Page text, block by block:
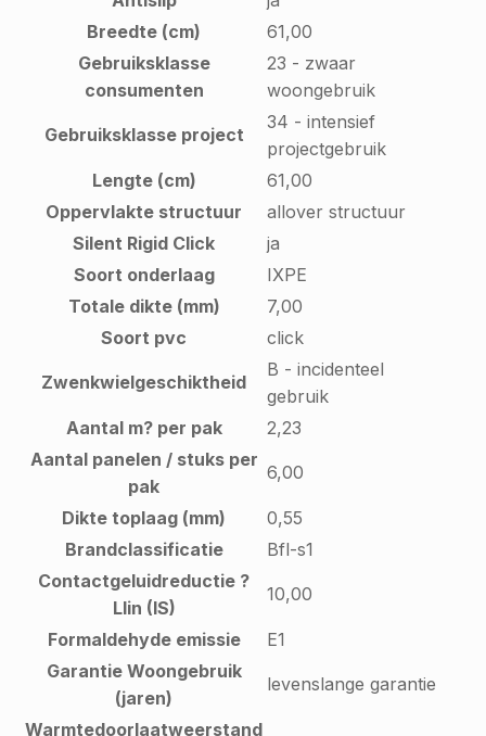
Breedte (cm)
61,00
Gebruiksklasse
consumenten
23 - zwaar
woongebruik
Gebruiksklasse project
34 - intensief
projectgebruik
Lengte (cm)
61,00
Oppervlakte structuur
allover structuur
Silent Rigid Click
ja
Soort onderlaag
IXPE
Totale dikte (mm)
7,00
Soort pvc
click
Zwenkwielgeschiktheid
B - incidenteel
gebruik
Aantal m? per pak
2,23
Aantal panelen / stuks per
pak
6,00
Dikte toplaag (mm)
0,55
Brandclassificatie
Bfl-s1
Contactgeluidreductie ?
Llin (IS)
10,00
Formaldehyde emissie
E1
Garantie Woongebruik
(jaren)
levenslange garantie
Warmtedoorlaatweerstand